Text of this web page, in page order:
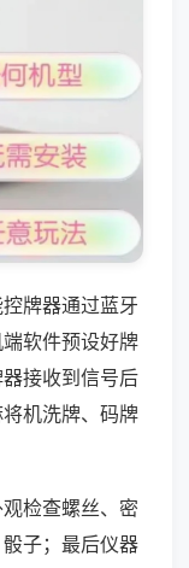
牌器通过蓝牙
软件预设好牌
接收到信号后
机洗牌、码牌
检查螺丝、密
子；最后仪器